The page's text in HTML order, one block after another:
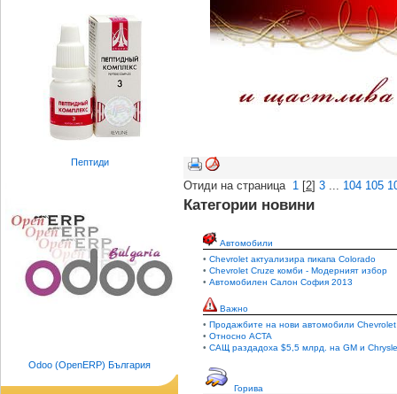
Пептиди
Odoo (OpenERP) България
Отиди на страница 1 [2] 3 ... 104 105
Категории новини
Автомобили
• Chevrolet актуализира пикапа Colorado
• Chevrolet Cruze комби - Модерният избор
• Автомобилен Салон София 2013
Важно
• Продажбите на нови автомобили Chevrolet
• Относно ACTA
• САЩ раздадоха $5,5 млрд. на GM и
Горива